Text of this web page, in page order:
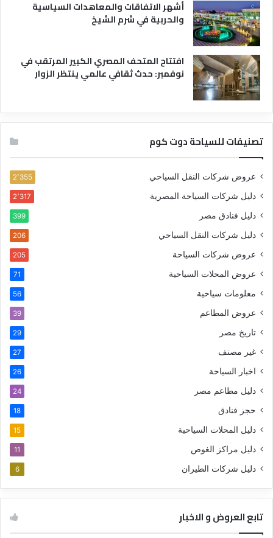
أشهر الاتفاقات والمعاهدات السياسية
والحربية في شرم الشيخ
افتتاح المتحف المصري الكبير المرتقب في
نوفمبر: حدث ثقافي عالمي ينتظر الزوار
تصنيفات للسياحة دوت كوم
عروض شركات النقل السياحي 2٬355
دليل شركات السياحة المصرية 2٬317
دليل فنادق مصر 399
دليل شركات النقل السياحي 206
عروض شركات السياحة 205
عروض المحلات السياحية 71
معلومات سياحية 56
عروض المطاعم 39
تاريخ مصر 29
غير مصنف 27
اخبار السياحة 26
دليل مطاعم مصر 24
حجز فنادق 18
دليل المحلات السياحية 15
دليل مراكز الغوص 11
دليل شركات الطيران 6
تابع العروض و الاخبار